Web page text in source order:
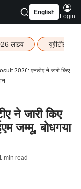
English
Login
लाइव यूपीटीईटी
2026: एनटीए ने जारी किए
ने जारी किए
जम्मू, बोधगया
min read